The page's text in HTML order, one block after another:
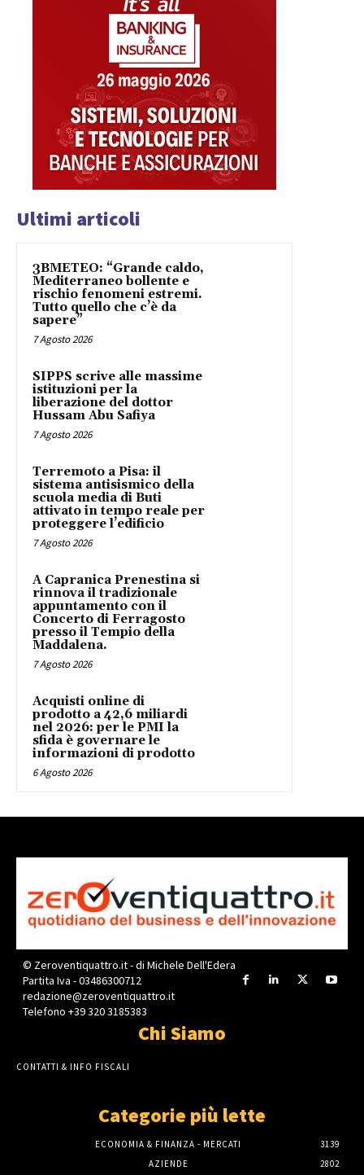
Ultimi articoli
3BMETEO: “Grande caldo,
Mediterraneo bollente e
rischio fenomeni estremi.
Tutto quello che c’è da
sapere”
7 Agosto 2026
SIPPS scrive alle massime
istituzioni per la
liberazione del dottor
Hussam Abu Safiya
7 Agosto 2026
Terremoto a Pisa: il
sistema antisismico della
scuola media di Buti
attivato in tempo reale per
proteggere l’edificio
7 Agosto 2026
A Capranica Prenestina si
rinnova il tradizionale
appuntamento con il
Concerto di Ferragosto
presso il Tempio della
Maddalena.
7 Agosto 2026
Acquisti online di
prodotto a 42,6 miliardi
nel 2026: per le PMI la
sfida è governare le
informazioni di prodotto
6 Agosto 2026
© Zeroventiquattro.it - di Michele Dell'Edera
Partita Iva - 03486300712
redazione@zeroventiquattro.it
Telefono +39 320 3185383
Chi Siamo
CONTATTI & INFO FISCALI
Categorie più lette
ECONOMIA & FINANZA - MERCATI
3139
AZIENDE
2802